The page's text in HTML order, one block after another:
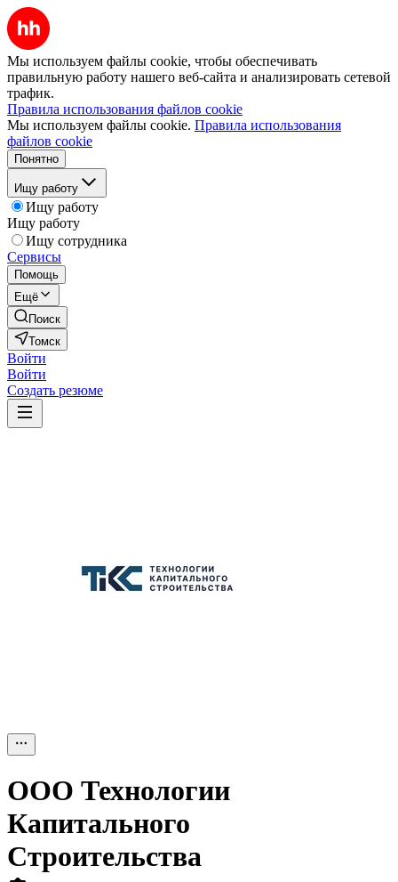
Мы используем файлы cookie, чтобы обеспечивать
правильную работу нашего веб-сайта и анализировать сетевой
трафик.
Правила использования файлов cookie
Мы используем файлы cookie. Правила использования
файлов cookie
Понятно
Ищу работу
Ищу работу
Ищу работу
Ищу сотрудника
Сервисы
Помощь
Ещё
Поиск
Томск
Войти
Войти
Создать резюме
ООО Технологии
Капитального
Строительства